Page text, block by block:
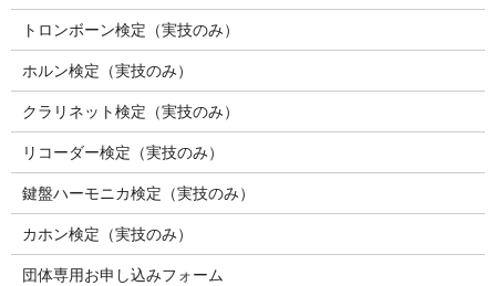
トロンボーン検定（実技のみ）
ホルン検定（実技のみ）
クラリネット検定（実技のみ）
リコーダー検定（実技のみ）
鍵盤ハーモニカ検定（実技のみ）
カホン検定（実技のみ）
団体専用お申し込みフォーム